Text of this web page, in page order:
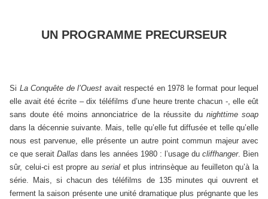
UN PROGRAMME PRECURSEUR
Si La Conquête de l’Ouest avait respecté en 1978 le format pour lequel
elle avait été écrite – dix téléfilms d’une heure trente chacun -, elle eût
sans doute été moins annonciatrice de la réussite du nighttime soap
dans la décennie suivante. Mais, telle qu’elle fut diffusée et telle qu’elle
nous est parvenue, elle présente un autre point commun majeur avec
ce que seraitDallas dans les années 1980 : l’usage du cliffhanger. Bien
sûr, celui-ci est propre au serialet plus intrinsèque au feuilleton qu’à la
série. Mais, si chacun des téléfilms de 135 minutes qui ouvrent et
ferment la saison présente une unité dramatique plus prégnante que les